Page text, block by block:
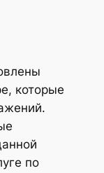
которые
по